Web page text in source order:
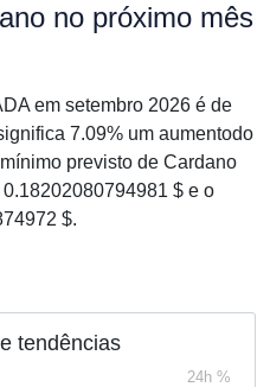
no próximo mês
em setembro 2026 é de
7.09% um aumentodo
previsto de Cardano
$ e o
$.
tendências
24h %